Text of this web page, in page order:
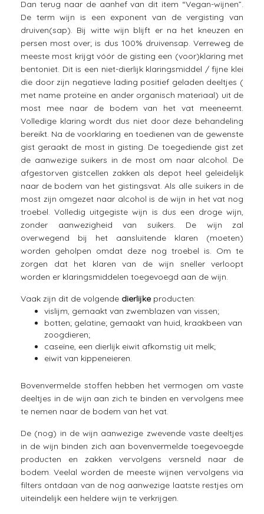
Dan terug naar de aanhef van dit item “Vegan-wijnen”.
De term wijn is een exponent van de vergisting van
druiven(sap). Bij witte wijn blijft er na het kneuzen en
persen most over; is dus 100% druivensap. Verreweg de
meeste most krijgt vóór de gisting een (voor)klaring met
bentoniet. Dit is een niet-dierlijk klaringsmiddel / fijne klei
die door zijn negatieve lading positief geladen deeltjes (
met name proteïne en ander organisch materiaal) uit de
most mee naar de bodem van het vat meeneemt.
Volledige klaring wordt dus niet door deze behandeling
bereikt. Na de voorklaring en toedienen van de gewenste
gist geraakt de most in gisting. De toegediende gist zet
de aanwezige suikers in de most om naar alcohol. De
afgestorven gistcellen zakken als depot heel geleidelijk
naar de bodem van het gistingsvat. Als alle suikers in de
most zijn omgezet naar alcohol is de wijn in het vat nog
troebel. Volledig uitgegiste wijn is dus een droge wijn,
zonder aanwezigheid van suikers. De wijn zal
overwegend bij het aansluitende klaren (moeten)
worden geholpen omdat deze nog troebel is. Om te
zorgen dat het klaren van de wijn sneller verloopt
worden er klaringsmiddelen toegevoegd aan de wijn.
Vaak zijn dit de volgende dierlijke producten:
vislijm, gemaakt van zwemblazen van vissen;
botten; gelatine; gemaakt van huid, kraakbeen van
zoogdieren;
caseïne, een dierlijk eiwit afkomstig uit melk;
eiwit van kippeneieren.
Bovenvermelde stoffen hebben het vermogen om vaste
deeltjes in de wijn aan zich te binden en vervolgens mee
te nemen naar de bodem van het vat.
De (nog) in de wijn aanwezige zwevende vaste deeltjes
in de wijn binden zich aan bovenvermelde toegevoegde
producten en zakken vervolgens versneld naar de
bodem. Veelal worden de meeste wijnen vervolgens via
filters ontdaan van de nog aanwezige laatste restjes om
uiteindelijk een heldere wijn te verkrijgen.